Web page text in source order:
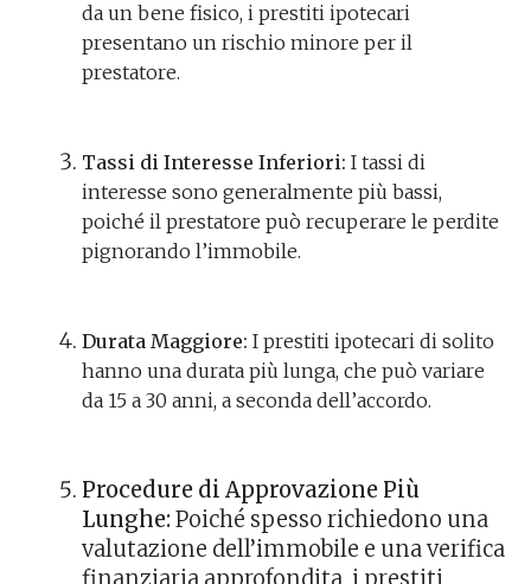
da un bene fisico, i prestiti ipotecari
presentano un rischio minore per il
prestatore.
Tassi di Interesse Inferiori: I tassi di
interesse sono generalmente più bassi,
poiché il prestatore può recuperare le perdite
pignorando l’immobile.
Durata Maggiore: I prestiti ipotecari di solito
hanno una durata più lunga, che può variare
da 15 a 30 anni, a seconda dell’accordo.
Procedure di Approvazione Più
Lunghe: Poiché spesso richiedono una
valutazione dell’immobile e una verifica